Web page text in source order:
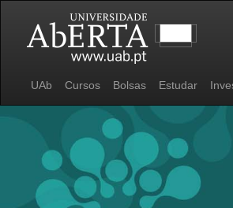
UAb Cursos Bolsas Estudar